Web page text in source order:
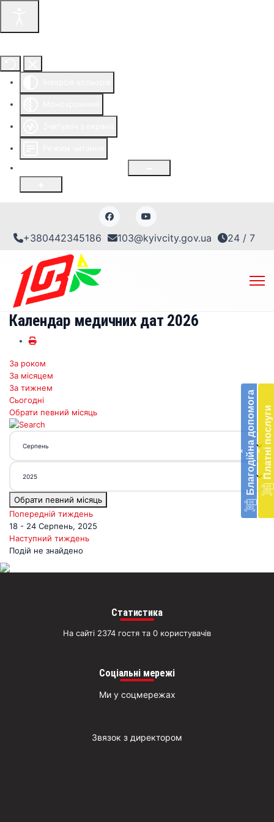
+380442345186 103@kyivcity.gov.ua 24 / 7
‹ Благодійна допомогав
‹ Платні послуги
Календар медичних дат 2026
За роком
За місяцем
За тижнем
Сьогодні
Обрати певний місяць
Обрати певний місяць
Попередній тиждень
18 - 24 Серпень, 2025
Наступний тиждень
Подій не знайдено
Статистика
На сайті 2374 гостя та 0 користувачів
Соціальні мережі
Ми у соцмережах
Звязок з директором